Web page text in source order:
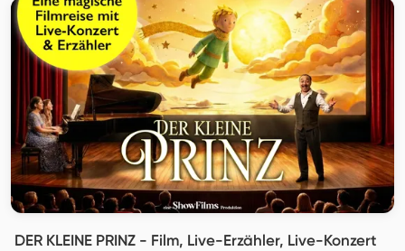
DER KLEINE PRINZ - Film, Live-Erzähler, Live-Konzert